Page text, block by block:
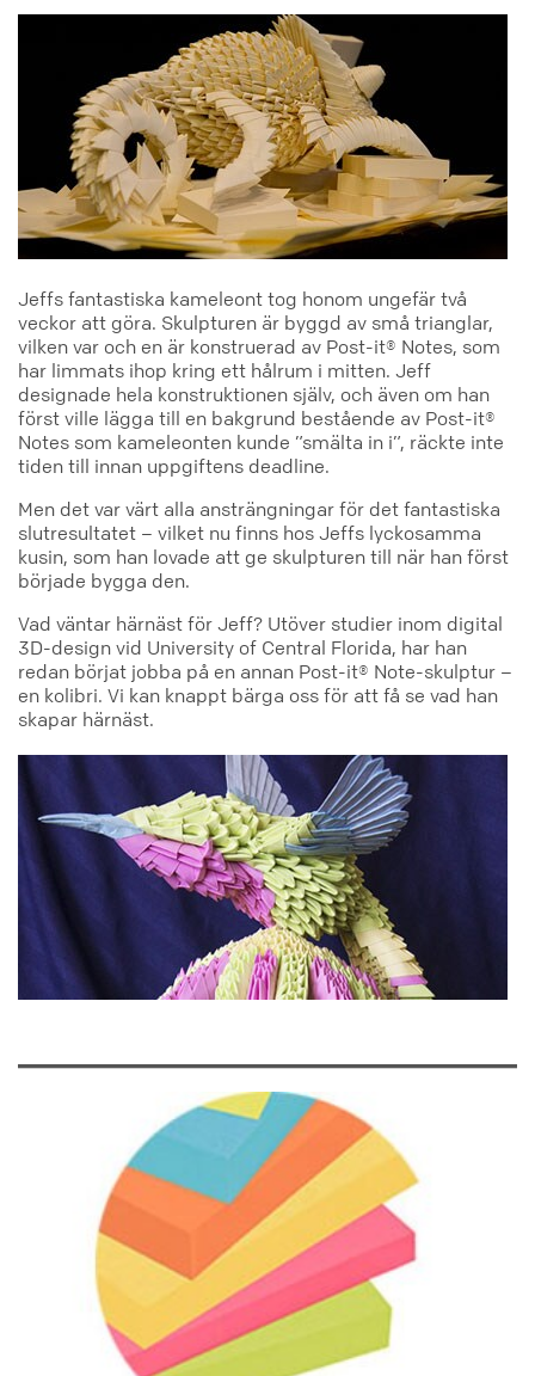
Jeffs fantastiska kameleont tog honom ungefär två
veckor att göra. Skulpturen är byggd av små trianglar,
vilken var och en är konstruerad av Post-it® Notes, som
har limmats ihop kring ett hålrum i mitten. Jeff
designade hela konstruktionen själv, och även om han
först ville lägga till en bakgrund bestående av Post-it®
Notes som kameleonten kunde ”smälta in i”, räckte inte
tiden till innan uppgiftens deadline.
Men det var värt alla ansträngningar för det fantastiska
slutresultatet – vilket nu finns hos Jeffs lyckosamma
kusin, som han lovade att ge skulpturen till när han först
började bygga den.
Vad väntar härnäst för Jeff? Utöver studier inom digital
3D-design vid University of Central Florida, har han
redan börjat jobba på en annan Post-it® Note-skulptur –
en kolibri. Vi kan knappt bärga oss för att få se vad han
skapar härnäst.